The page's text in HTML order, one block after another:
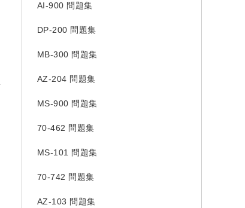
AI-900 問題集
DP-200 問題集
MB-300 問題集
AZ-204 問題集
MS-900 問題集
70-462 問題集
MS-101 問題集
70-742 問題集
AZ-103 問題集